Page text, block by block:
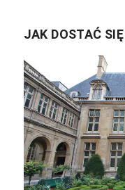
JAK DOSTAĆ